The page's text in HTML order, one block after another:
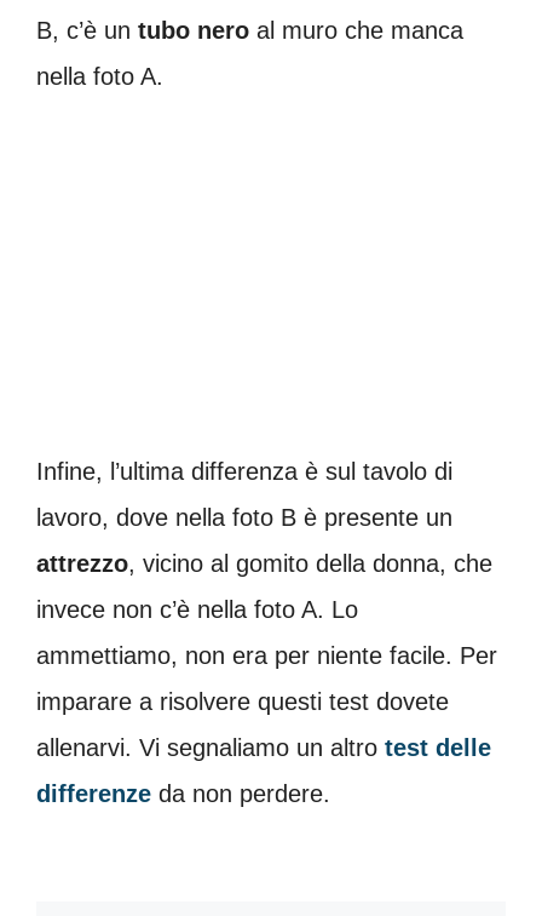
B, c’è un tubo nero al muro che manca
nella foto A.
Infine, l’ultima differenza è sul tavolo di
lavoro, dove nella foto B è presente un
attrezzo, vicino al gomito della donna, che
invece non c’è nella foto A. Lo
ammettiamo, non era per niente facile. Per
imparare a risolvere questi test dovete
allenarvi. Vi segnaliamo un altro test delle
differenze da non perdere.